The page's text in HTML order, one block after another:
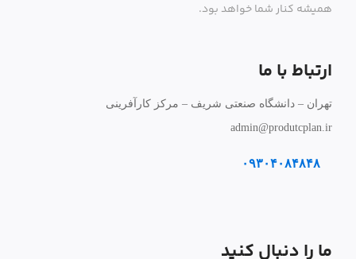
همیشه کنار شما خواهد بود.
ارتباط با ما
تهران – دانشگاه صنعتی شریف – مرکز کارآفرینی
admin@produtcplan.ir
۰۹۳۰۴۰۸۴۸۴۸
ما را دنبال کنید